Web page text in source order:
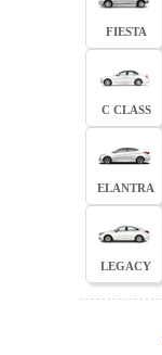
FIESTA
C CLASS
ELANTRA
LEGACY